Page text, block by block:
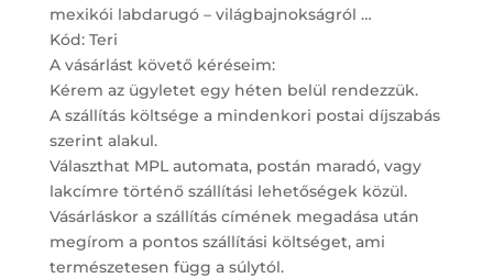
mexikói labdarugó – világbajnokságról …
Kód: Teri
A vásárlást követő kéréseim:
Kérem az ügyletet egy héten belül rendezzük.
A szállítás költsége a mindenkori postai díjszabás
szerint alakul.
Választhat MPL automata, postán maradó, vagy
lakcímre történő szállítási lehetőségek közül.
Vásárláskor a szállítás címének megadása után
megírom a pontos szállítási költséget, ami
természetesen függ a súlytól.